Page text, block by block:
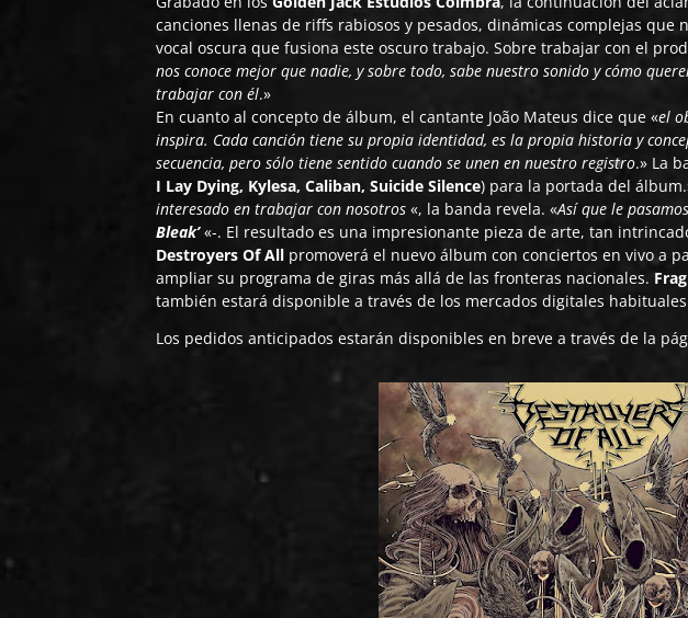
canciones llenas de riffs rabiosos y pesados, dinámicas complejas que
vocal oscura que fusiona este oscuro trabajo. Sobre trabajar con el
nos conoce mejor que nadie, y sobre todo, sabe nuestro sonido y cómo
trabajar con él.»
En cuanto al concepto de álbum, el cantante João Mateus dice que «el
inspira. Cada canción tiene su propia identidad, es la propia historia y
secuencia, pero sólo tiene sentido cuando se unen en nuestro registro.» La
I Lay Dying, Kylesa, Caliban, Suicide Silence) para la portada del
interesado en trabajar con nosotros«, la banda revela. «Así que le
Bleak’«-. El resultado es una impresionante pieza de arte, tan
Destroyers Of All promoverá el nuevo álbum con conciertos en vivo a
ampliar su programa de giras más allá de las fronteras nacionales.
también estará disponible a través de los mercados digitales
Los pedidos anticipados estarán disponibles en breve a través de la